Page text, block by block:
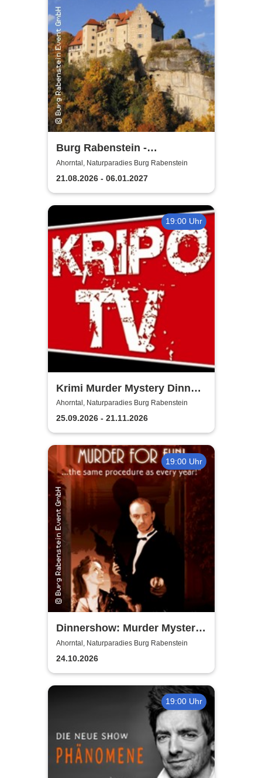
Burg Rabenstein -
Burgkonzerte
Ahorntal, Naturparadies Burg Rabenstein
21.08.2026 - 06.01.2027
19:00 Uhr
Krimi Murder Mystery Dinner
- Kripo TV
Ahorntal, Naturparadies Burg Rabenstein
25.09.2026 - 21.11.2026
19:00 Uhr
Dinnershow: Murder Mystery
Dinner - Murder for Fun
Ahorntal, Naturparadies Burg Rabenstein
24.10.2026
19:00 Uhr